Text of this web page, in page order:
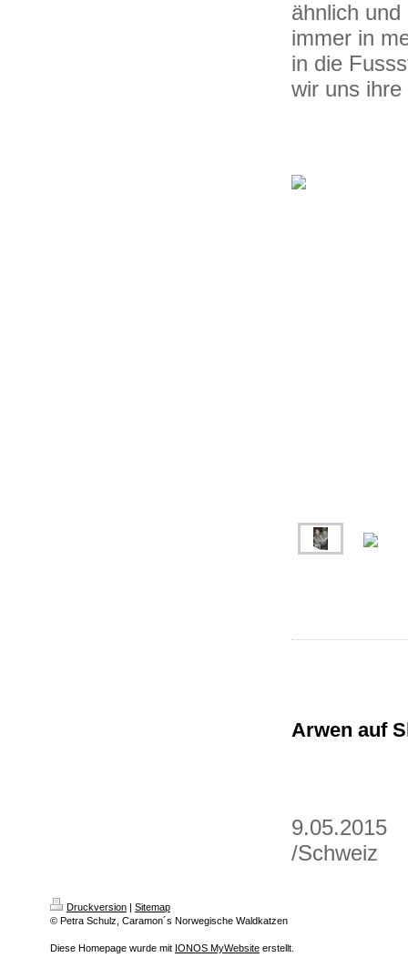
ähnlich
immer in
in die
wir uns
Arwen auf
/
Druckversion | Sitemap
© Petra Schulz, Caramon´s Norwegische Waldkatzen
Diese Homepage wurde mit IONOS MyWebsite erstellt.